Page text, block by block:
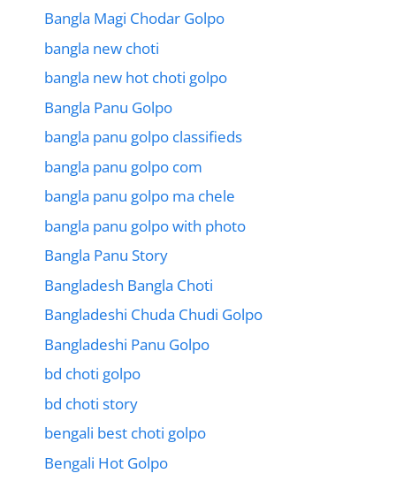
Bangla Magi Chodar Golpo
bangla new choti
bangla new hot choti golpo
Bangla Panu Golpo
bangla panu golpo classifieds
bangla panu golpo com
bangla panu golpo ma chele
bangla panu golpo with photo
Bangla Panu Story
Bangladesh Bangla Choti
Bangladeshi Chuda Chudi Golpo
Bangladeshi Panu Golpo
bd choti golpo
bd choti story
bengali best choti golpo
Bengali Hot Golpo